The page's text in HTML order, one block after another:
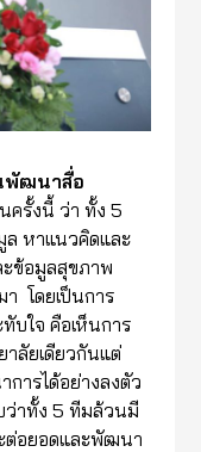
พัฒนาสื่อ
ครั้งนี้ ว่า ทั้ง 5
ล หาแนวคิดและ
ข้อมูลสุขภาพ
โดยเป็นการ
บใจ คือเห็นการ
ลัยเดียวกันแต่
ารได้อย่างลงตัว
ว่าทั้ง 5 ทีมล้วนมี
ต่อยอดและพัฒนา